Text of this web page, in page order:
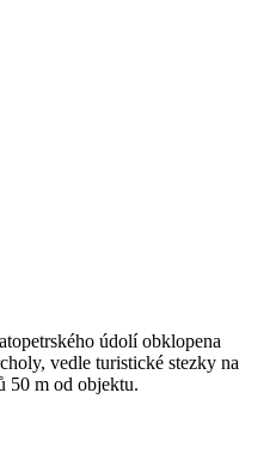
údolí obklopena
vedle turistické stezky na
50 m od objektu.